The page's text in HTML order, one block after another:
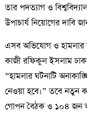
তার পদত্যাগ ও
উপাচার্য নিয়োগের দাবি
​এসব অভিযোগ ও হামলার
কাজী রফিকুল ইসলাম
“হামলার ঘটনাটি
নেওয়া হবে।” তবে নতুন
গোপন বৈঠক ও ১০৪ জন